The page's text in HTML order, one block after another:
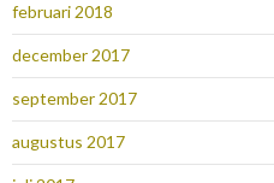
februari 2018
december 2017
september 2017
augustus 2017